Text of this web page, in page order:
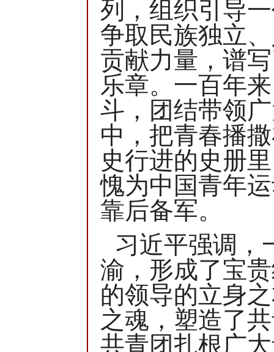
列，组织引导
争取民族独立
贡献力量，谱
乐章。一百年
斗，团结带领
中，把青春播
史行进的史册
愧为中国青年
靠后备军。
习近平强调，
渝，形成了宝
的领导的立身
之魂，塑造了
共青团扎根广